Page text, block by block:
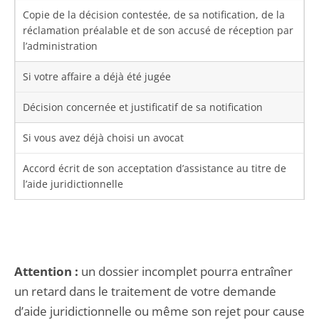
Copie de la décision contestée, de sa notification, de la
réclamation préalable et de son accusé de réception par
l’administration
Si votre affaire a déjà été jugée
Décision concernée et justificatif de sa notification
Si vous avez déjà choisi un avocat
Accord écrit de son acceptation d’assistance au titre de
l’aide juridictionnelle
Attention : un dossier incomplet pourra entraîner
un retard dans le traitement de votre demande
d’aide juridictionnelle ou même son rejet pour cause